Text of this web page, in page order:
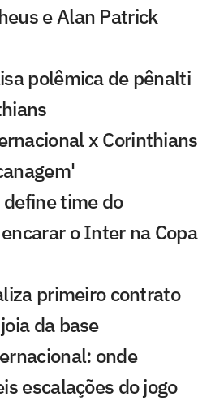
e Alan Patrick
polêmica de pênalti
x Corinthians
define time do
o Inter na Copa
primeiro contrato
da base
onde
escalações do jogo